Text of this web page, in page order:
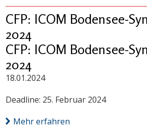
CFP: ICOM Bodensee-
2024
CFP: ICOM Bodensee-
2024
18.01.2024
Deadline: 25. Februar 2024
Mehr erfahren